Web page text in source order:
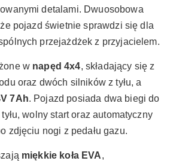
detalami. Dwuosobowa
pojazd świetnie sprawdzi się dla
przejażdżek z przyjacielem.
w napęd 4x4, składający się z
oraz dwóch silników z tyłu, a
7Ah. Pojazd posiada dwa biegi do
wolny start oraz automatyczny
zdjęciu nogi z pedału gazu.
miękkie koła EVA,